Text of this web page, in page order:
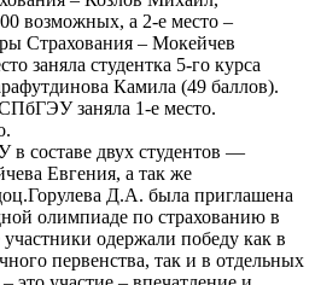
возможных, а 2-е место –
Страхования – Мокейчев
заняла студентка 5-го курса
Камила (49 баллов).
заняла 1-е место.
составе двух студентов —
Евгения, а так же
Д.А. была приглашена
олимпиаде по страхованию в
одержали победу как в
первенства, так и в отдельных